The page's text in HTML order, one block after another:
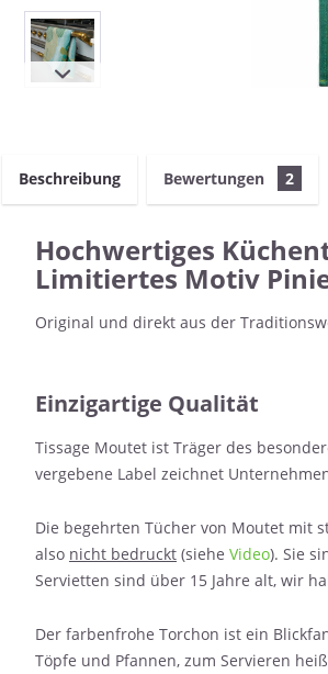
Beschreibung Bewertungen 2
Hochwertiges
Limitiertes Motiv
Original und direkt aus der
Einzigartige Qualität
Tissage Moutet ist Träger des
vergebene Label zeichnet
Die begehrten Tücher von Moutet mit
also nicht bedruckt (siehe Video). Sie
Servietten sind über 15 Jahre alt, wir
Der farbenfrohe Torchon ist ein
Töpfe und Pfannen, zum Servieren